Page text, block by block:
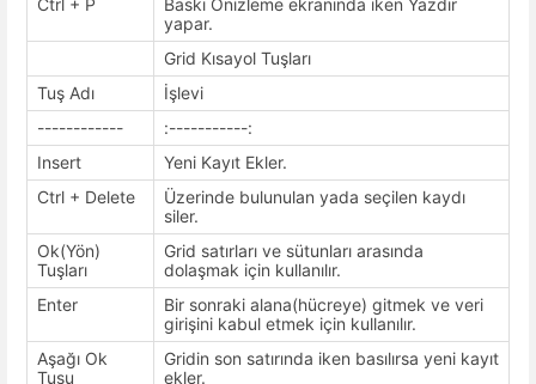
yapar.
Grid Kısayol Tuşları
Tuş Adı
İşlevi
------------
:-----------:
Insert
Yeni Kayıt Ekler.
Ctrl + Delete
Üzerinde bulunulan yada seçilen kaydı
siler.
Ok(Yön)
Tuşları
Grid satırları ve sütunları arasında
dolaşmak için kullanılır.
Enter
Bir sonraki alana(hücreye) gitmek ve veri
girişini kabul etmek için kullanılır.
Aşağı Ok
Tuşu
Gridin son satırında iken basılırsa yeni kayıt
ekler.